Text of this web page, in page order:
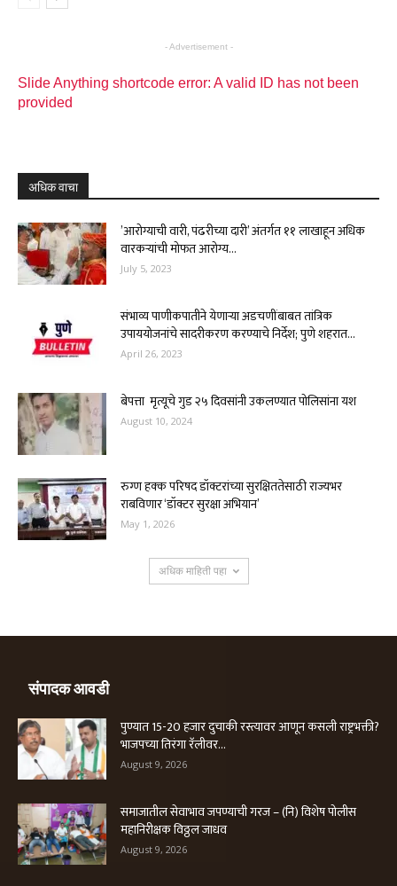
- Advertisement -
Slide Anything shortcode error: A valid ID has not been
provided
अधिक वाचा
’आरोग्याची वारी, पंढरीच्या दारी’ अंतर्गत ११ लाखाहून अधिक
वारकऱ्यांची मोफत आरोग्य...
July 5, 2023
संभाव्य पाणीकपातीने येणाऱ्या अडचणींबाबत तांत्रिक
उपाययोजनांचे सादरीकरण करण्याचे निर्देश; पुणे शहरात...
April 26, 2023
बेपत्ता मृत्यूचे गुड २५ दिवसांनी उकलण्यात पोलिसांना यश
August 10, 2024
रुग्ण हक्क परिषद डॉक्टरांच्या सुरक्षिततेसाठी राज्यभर
राबविणार ‘डॉक्टर सुरक्षा अभियान’
May 1, 2026
अधिक माहिती पहा
संपादक आवडी
पुण्यात 15-20 हजार दुचाकी रस्त्यावर आणून कसली राष्ट्रभक्ती?
भाजपच्या तिरंगा रॅलीवर...
August 9, 2026
समाजातील सेवाभाव जपण्याची गरज – (नि) विशेष पोलीस
महानिरीक्षक विठ्ठल जाधव
August 9, 2026